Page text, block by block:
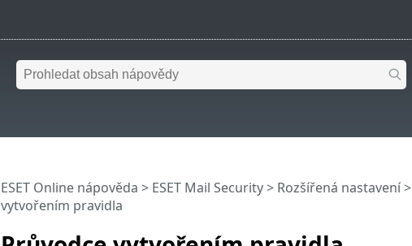
ESET Online nápověda > ESET Mail Security> Rozšířená nastavení>
vytvořením pravidla